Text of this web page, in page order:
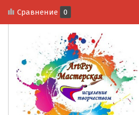
Сравнение 0